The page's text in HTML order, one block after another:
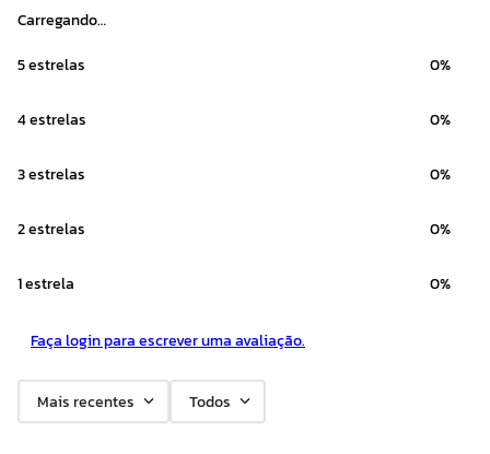
Carregando…
5 estrelas 0%
4 estrelas 0%
3 estrelas 0%
2 estrelas 0%
1 estrela 0%
Faça login para escrever uma avaliação.
Mais recentes Todos